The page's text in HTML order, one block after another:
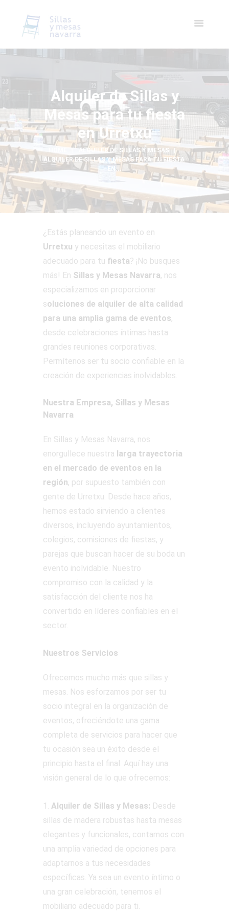
Alquiler de Sillas y
Mesas para tu fiesta
en Urretxu
ALQUILER DE SILLAS Y MESAS
ALQUILER DE SILLAS Y MESAS PARA TU FIESTA
EN...
¿Estás planeando un evento en
Urretxu y necesitas el mobiliario
adecuado para tu fiesta? ¡No busques
más! En Sillas y Mesas Navarra, nos
especializamos en proporcionar
soluciones de alquiler de alta calidad
para una amplia gama de eventos,
desde celebraciones íntimas hasta
grandes reuniones corporativas.
Permítenos ser tu socio confiable en la
creación de experiencias inolvidables.
Nuestra Empresa, Sillas y Mesas
Navarra
En Sillas y Mesas Navarra, nos
enorgullece nuestra larga trayectoria
en el mercado de eventos en la
región, por supuesto también con
gente de Urretxu. Desde hace años,
hemos estado sirviendo a clientes
diversos, incluyendo ayuntamientos,
colegios, comisiones de fiestas, y
parejas que buscan hacer de su boda un
evento inolvidable. Nuestro
compromiso con la calidad y la
satisfacción del cliente nos ha
convertido en líderes confiables en el
sector.
Nuestros Servicios
Ofrecemos mucho más que sillas y
mesas. Nos esforzamos por ser tu
socio integral en la organización de
eventos, ofreciéndote una gama
completa de servicios para hacer que
tu ocasión sea un éxito desde el
principio hasta el final. Aquí hay una
visión general de lo que ofrecemos:
1. Alquiler de Sillas y Mesas: Desde
sillas de madera robustas hasta mesas
elegantes y funcionales, contamos con
una amplia variedad de opciones para
adaptarnos a tus necesidades
específicas. Ya sea un evento íntimo o
una gran celebración, tenemos el
mobiliario adecuado para ti.